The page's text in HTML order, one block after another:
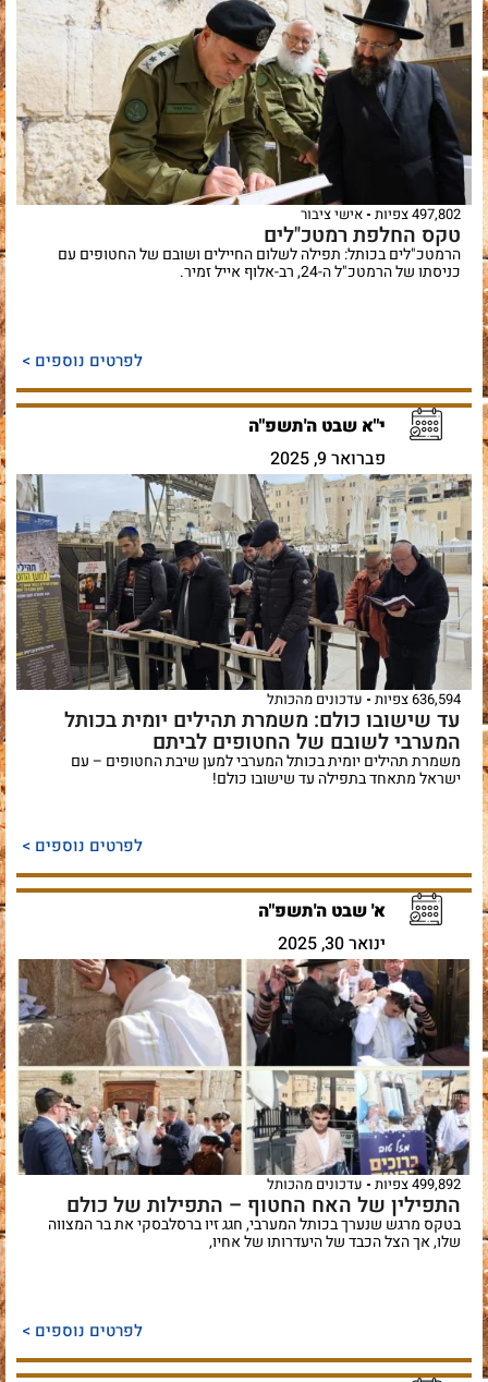
497,802 צפיות אישי ציבור
טקס החלפת רמטכ"לים
הרמטכ"לים בכותל: תפילה לשלום החיילים ושובם של החטופים עם
כניסתו של הרמטכ"ל ה-24, רב-אלוף אייל זמיר.
לפרטים נוספים >
י"א שבט ה'תשפ"ה
פברואר 9, 2025
636,594 צפיות עדכונים מהכותל
עד שישובו כולם: משמרת תהילים יומית בכותל
המערבי לשובם של החטופים לביתם
משמרת תהילים יומית בכותל המערבי למען שיבת החטופים – עם
ישראל מתאחד בתפילה עד שישובו כולם!
לפרטים נוספים >
א' שבט ה'תשפ"ה
ינואר 30, 2025
499,892 צפיות עדכונים מהכותל
התפילין של האח החטוף – התפילות של כולם
בטקס מרגש שנערך בכותל המערבי, חגג זיו ברסלבסקי את בר המצווה
שלו, אך הצל הכבד של היעדרותו של אחיו,
לפרטים נוספים >